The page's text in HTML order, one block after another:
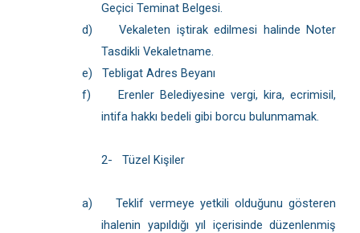
Geçici Teminat Belgesi.
d)
Vekaleten iştirak edilmesi halinde Noter
Tasdikli Vekaletname.
e)
Tebligat Adres Beyanı
f)
Erenler Belediyesine vergi, kira, ecrimisil,
intifa hakkı bedeli gibi borcu bulunmamak.
2- Tüzel Kişiler
a)
Teklif vermeye yetkili olduğunu gösteren
ihalenin yapıldığı yıl içerisinde düzenlenmiş